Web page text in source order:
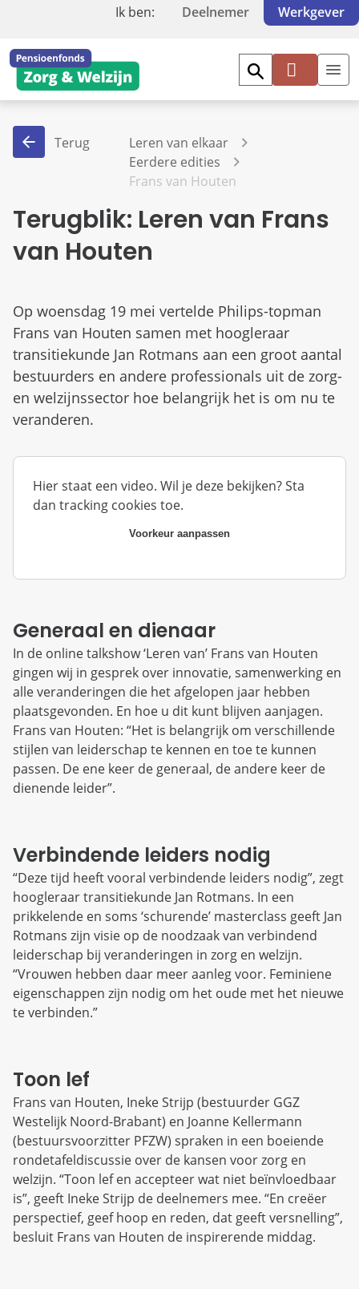
Ik ben: Deelnemer Werkgever
Inl
Terug
Leren van elkaar
Eerdere edities
Frans van Houten
Terugblik: Leren van Frans
van Houten
Op woensdag 19 mei vertelde Philips-topman
Frans van Houten samen met hoogleraar
transitiekunde Jan Rotmans aan een groot aantal
bestuurders en andere professionals uit de zorg-
en welzijnssector hoe belangrijk het is om nu te
veranderen.
Hier staat een video. Wil je deze bekijken? Sta
dan tracking cookies toe.
Voorkeur aanpassen
Generaal en dienaar
In de online talkshow ‘Leren van’ Frans van Houten
gingen wij in gesprek over innovatie, samenwerking en
alle veranderingen die het afgelopen jaar hebben
plaatsgevonden. En hoe u dit kunt blijven aanjagen.
Frans van Houten: “Het is belangrijk om verschillende
stijlen van leiderschap te kennen en toe te kunnen
passen. De ene keer de generaal, de andere keer de
dienende leider”.
Verbindende leiders nodig
“Deze tijd heeft vooral verbindende leiders nodig”, zegt
hoogleraar transitiekunde Jan Rotmans. In een
prikkelende en soms ‘schurende’ masterclass geeft Jan
Rotmans zijn visie op de noodzaak van verbindend
leiderschap bij veranderingen in zorg en welzijn.
“Vrouwen hebben daar meer aanleg voor. Feminiene
eigenschappen zijn nodig om het oude met het nieuwe
te verbinden.”
Toon lef
Frans van Houten, Ineke Strijp (bestuurder GGZ
Westelijk Noord-Brabant) en Joanne Kellermann
(bestuursvoorzitter PFZW) spraken in een boeiende
rondetafeldiscussie over de kansen voor zorg en
welzijn. “Toon lef en accepteer wat niet beïnvloedbaar
is”, geeft Ineke Strijp de deelnemers mee. “En creëer
perspectief, geef hoop en reden, dat geeft versnelling”,
besluit Frans van Houten de inspirerende middag.